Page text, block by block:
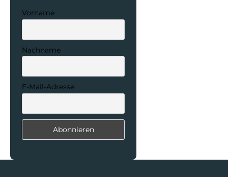
Vorname
Nachname
E-Mail-Adresse